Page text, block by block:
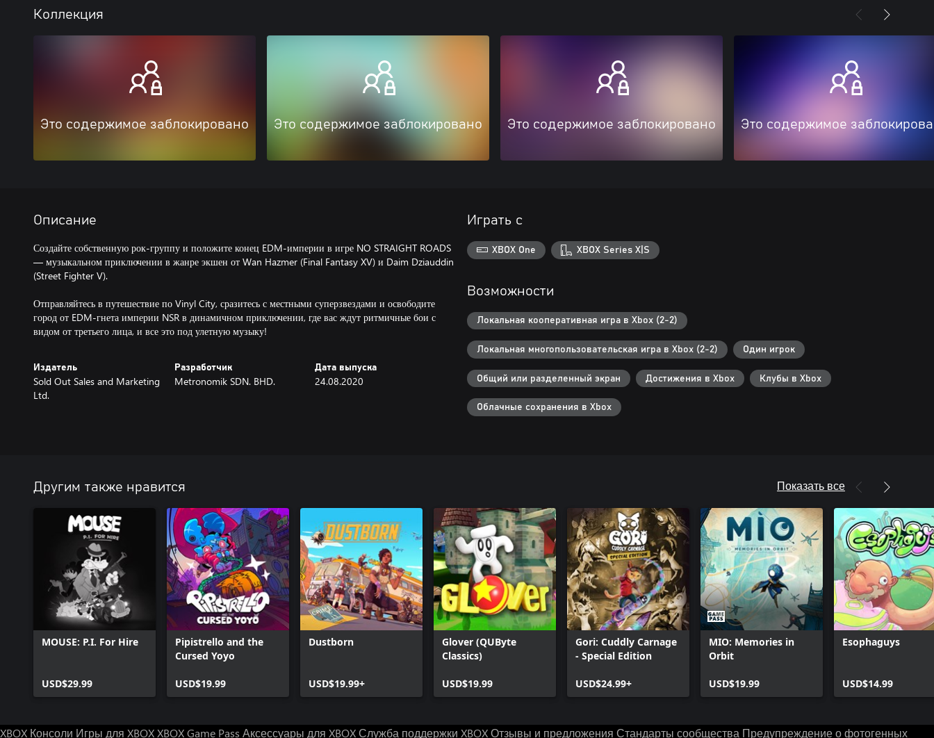
Коллекция
Это содержимое заблокировано Это содержимое заблокировано Это содержимое заблокировано Это содержимое
Описание
Создайте собственную рок-группу и положите конец EDM-империи в игре NO STRAIGHT ROADS
— музыкальном приключении в жанре экшен от Wan Hazmer (Final Fantasy XV) и Daim Dziauddin
(Street Fighter V).
Отправляйтесь в путешествие по Vinyl City, сразитесь с местными суперзвездами и освободите
город от EDM-гнета империи NSR в динамичном приключении, где вас ждут ритмичные бои с
видом от третьего лица, и все это под улетную музыку!
Издатель
Sold Out Sales and Marketing
Ltd.
Разработчик
Metronomik SDN. BHD.
Дата выпуска
24.08.2020
Играть с
XBOX One XBOX Series X|S
Возможности
Локальная кооперативная игра в Xbox (2-2)
Локальная многопользовательская игра в Xbox (2-2) Один игрок
Общий или разделенный экран Достижения в Xbox Клубы в Xbox
Облачные сохранения в Xbox
Другим также нравится Показать все
MOUSE: P.I. For Hire
USD$29.99
Pipistrello and the
Cursed Yoyo
USD$19.99
Dustborn
USD$19.99+
Glover (QUByte
Classics)
USD$19.99
Gori: Cuddly Carnage
- Special Edition
USD$24.99+
MIO: Memories in
Orbit
USD$19.99
Esophaguys
USD$14.99
XBOX Консоли Игры для XBOXXBOX Game Pass Аксессуары для XBOXСлужба поддержки XBOXОтзывы и предложения Стандарты сообщества Предупреждение о фотогенных